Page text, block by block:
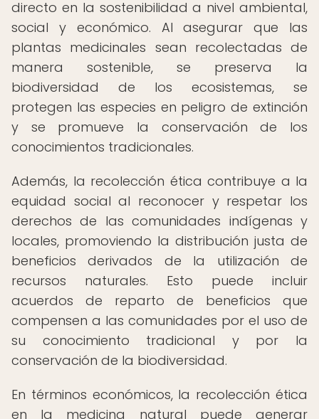
directo en la sostenibilidad a nivel ambiental,
social y económico. Al asegurar que las
plantas medicinales sean recolectadas de
manera sostenible, se preserva la
biodiversidad de los ecosistemas, se
protegen las especies en peligro de extinción
y se promueve la conservación de los
conocimientos tradicionales.
Además, la recolección ética contribuye a la
equidad social al reconocer y respetar los
derechos de las comunidades indígenas y
locales, promoviendo la distribución justa de
beneficios derivados de la utilización de
recursos naturales. Esto puede incluir
acuerdos de reparto de beneficios que
compensen a las comunidades por el uso de
su conocimiento tradicional y por la
conservación de la biodiversidad.
En términos económicos, la recolección ética
en la medicina natural puede generar